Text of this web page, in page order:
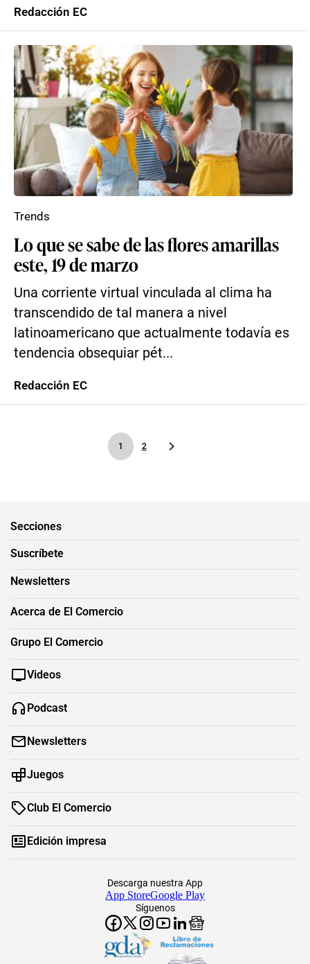
Redacción EC
Lo que se sabe de las flores amarillas
este, 19 de marzo
Una corriente virtual vinculada al clima ha
transcendido de tal manera a nivel
latinoamericano que actualmente todavía es
tendencia obsequiar pét...
Trends
Redacción EC
1 2
Secciones
Suscríbete
Newsletters
Acerca de El Comercio
Grupo El Comercio
Videos
Podcast
Newsletters
Juegos
Club El Comercio
Edición impresa
Síguenos
Descarga nuestra App
App StoreGoogle Play